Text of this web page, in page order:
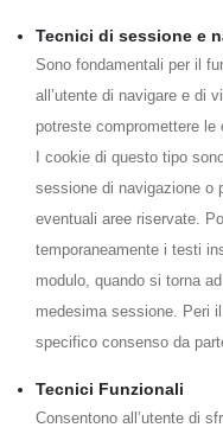
Tecnici di sessione e
Sono fondamentali per il
all’utente di navigare e di
potreste compromettere
I cookie di questo tipo
sessione di navigazione o
eventuali aree riservate.
temporaneamente i testi
modulo, quando si torna
medesima sessione. Peri
specifico consenso da
Tecnici Funzionali
Consentono all’utente di